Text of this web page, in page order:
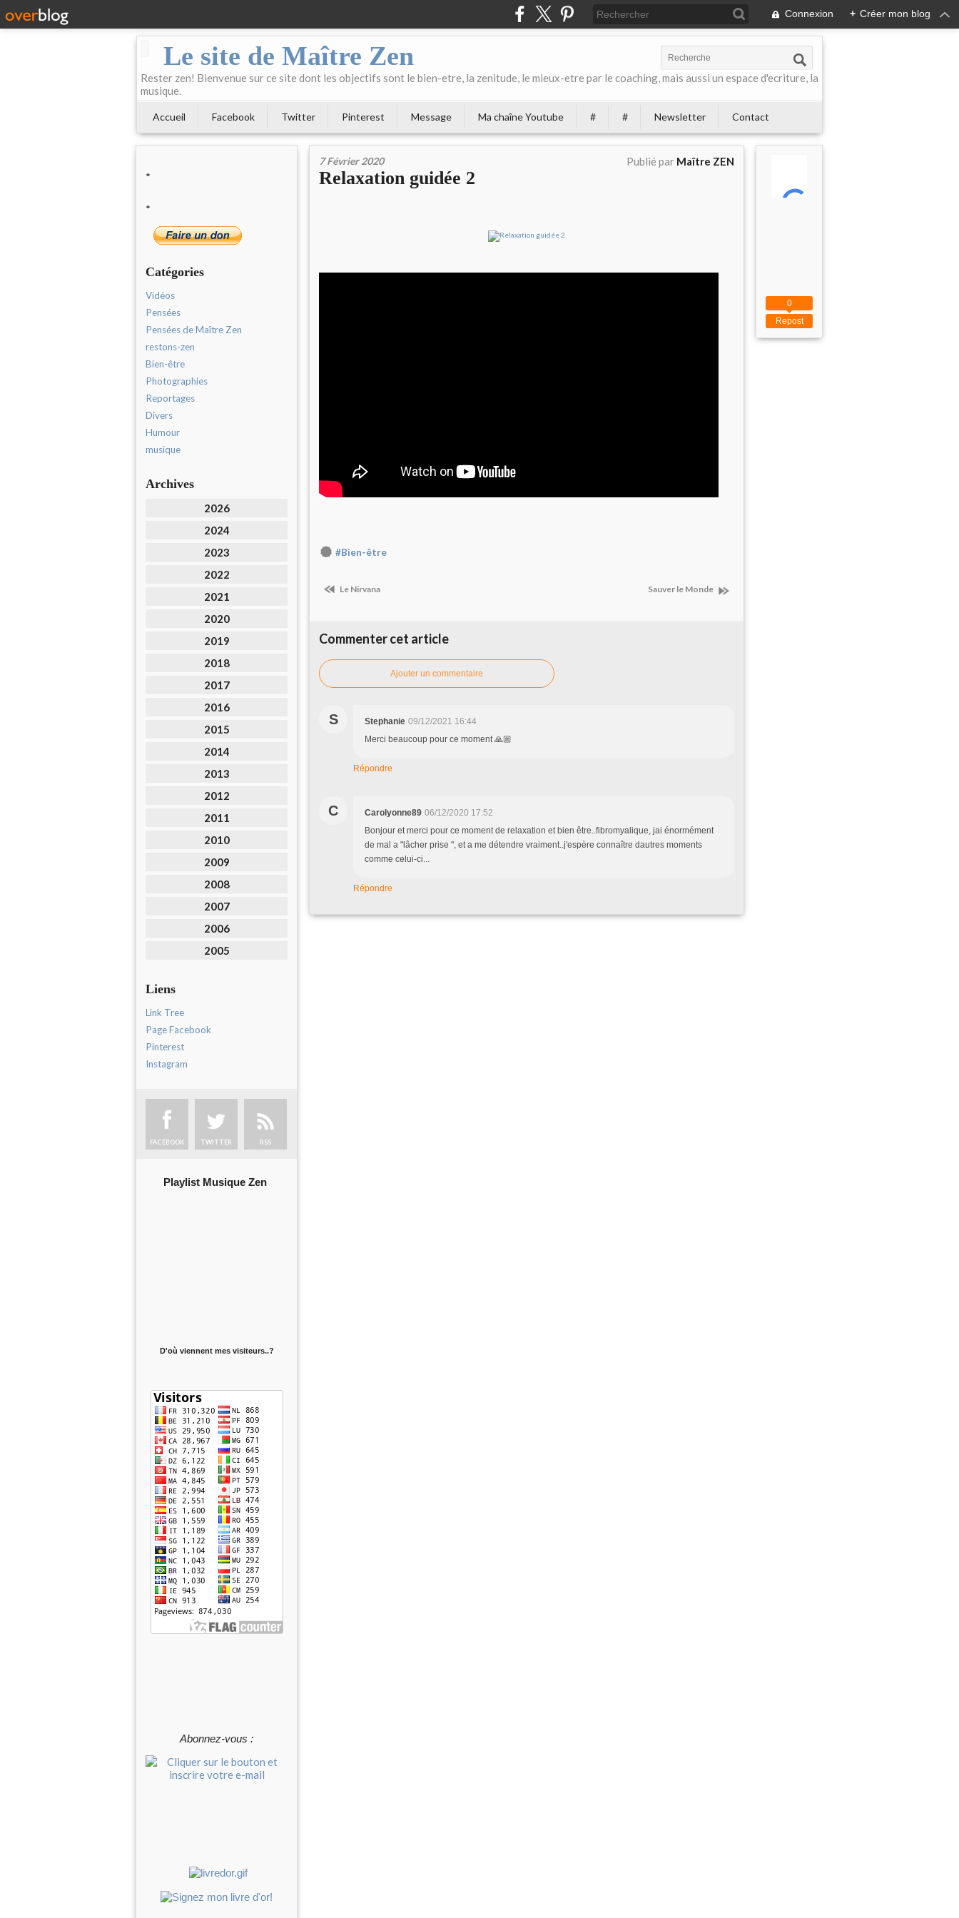
Connexion + Créer mon blog
Le site de Maître Zen
Rester zen! Bienvenue sur ce site dont les objectifs sont le bien-etre, la zenitude, le mieux-etre par le coaching, mais aussi un espace d'ecriture, la
musique.
Accueil Facebook Twitter Pinterest Message Ma chaîne Youtube # # Newsletter Contact
*
*
Catégories
Vidéos
Pensées
Pensées de Maître Zen
restons-zen
Bien-être
Photographies
Reportages
Divers
Humour
musique
Archives
2026
2024
2023
2022
2021
2020
2019
2018
2017
2016
2015
2014
2013
2012
2011
2010
2009
2008
2007
2006
2005
Liens
Link Tree
Page Facebook
Pinterest
Instagram
FACEBOOK TWITTER RSS
Playlist Musique Zen
D'où viennent mes visiteurs..?
Abonnez-vous :
7 Février 2020 Publié par Maître ZEN
Relaxation guidée 2
#Bien-être
Le Nirvana Sauver le Monde
Commenter cet article
Ajouter un commentaire
S Stephanie 09/12/2021 16:44
Merci beaucoup pour ce moment 🙏🏼
Répondre
C Carolyonne89 06/12/2020 17:52
Bonjour et merci pour ce moment de relaxation et bien être..fibromyalique, jai énormément
de mal a "lâcher prise ", et a me détendre vraiment..j'espère connaître dautres moments
comme celui-ci...
Répondre
Repost
0